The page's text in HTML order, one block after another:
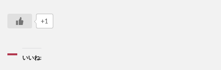
+1
いいね: